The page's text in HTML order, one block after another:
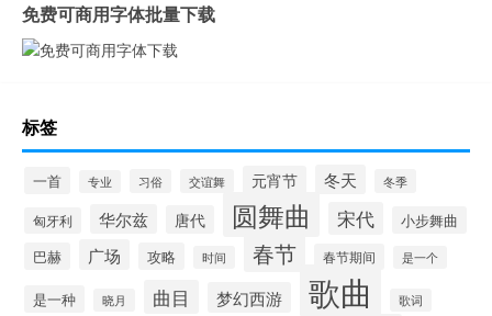
免费可商用字体批量下载
标签
一首 专业 习俗 交谊舞 元宵节 冬天 冬季
匈牙利 华尔兹 唐代 圆舞曲 宋代
小步舞曲
巴赫
广场 攻略 时间 春节 春节期间 是一个
是一种 晓月 曲目 梦幻西游 歌曲 歌词